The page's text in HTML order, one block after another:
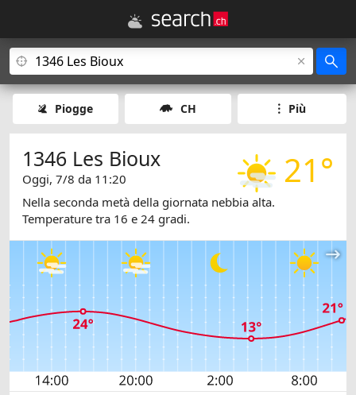
Piogge CH Più
21°
1346 Les Bioux
Oggi, 7/8 da 11:20
Nella seconda metà della giornata nebbia alta.
Temperature tra 16 e 24 gradi.